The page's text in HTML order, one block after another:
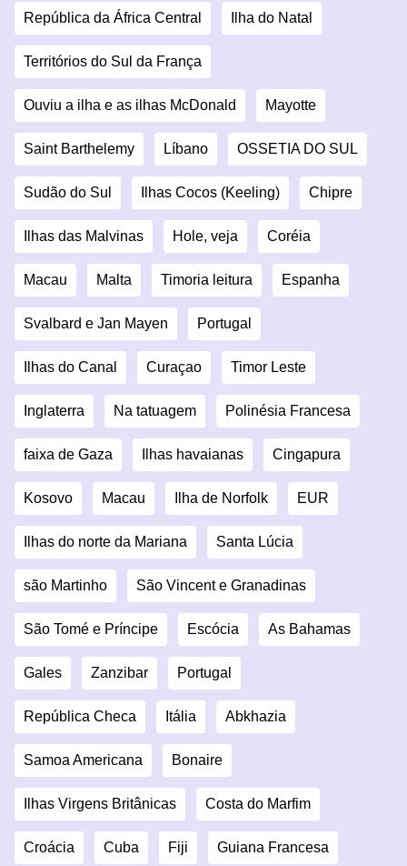
República da África Central Ilha do Natal
Territórios do Sul da França
Ouviu a ilha e as ilhas McDonald Mayotte
Saint Barthelemy Líbano OSSETIA DO SUL
Sudão do Sul Ilhas Cocos (Keeling) Chipre
Ilhas das Malvinas Hole, veja Coréia
Macau Malta Timoria leitura Espanha
Svalbard e Jan Mayen Portugal
Ilhas do Canal Curaçao Timor Leste
Inglaterra Na tatuagem Polinésia Francesa
faixa de Gaza Ilhas havaianas Cingapura
Kosovo Macau Ilha de Norfolk EUR
Ilhas do norte da Mariana Santa Lúcia
são Martinho São Vincent e Granadinas
São Tomé e Príncipe Escócia As Bahamas
Gales Zanzibar Portugal
República Checa Itália Abkhazia
Samoa Americana Bonaire
Ilhas Virgens Britânicas Costa do Marfim
Croácia Cuba Fiji Guiana Francesa